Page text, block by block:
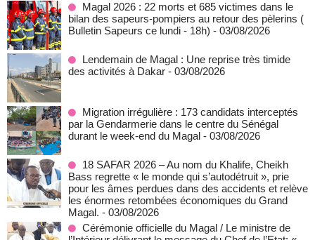
Magal 2026 : 22 morts et 685 victimes dans le
bilan des sapeurs-pompiers au retour des pèlerins (
Bulletin Sapeurs ce lundi - 18h) - 03/08/2026
Lendemain de Magal : Une reprise très timide
des activités à Dakar - 03/08/2026
Migration irrégulière : 173 candidats interceptés
par la Gendarmerie dans le centre du Sénégal
durant le week-end du Magal - 03/08/2026
18 SAFAR 2026 – Au nom du Khalife, Cheikh
Bass regrette « le monde qui s’autodétruit », prie
pour les âmes perdues dans des accidents et relève
les énormes retombées économiques du Grand
Magal. - 03/08/2026
Cérémonie officielle du Magal / Le ministre de